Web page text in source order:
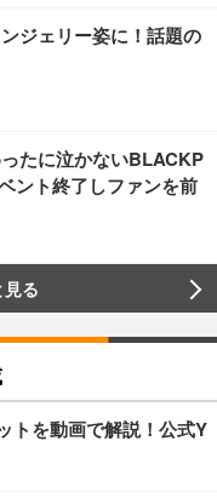
ジェリー姿に！話題の
たに泣かないBLACKP
ント終了しファンを前
る
トを動画で解説！公式Y